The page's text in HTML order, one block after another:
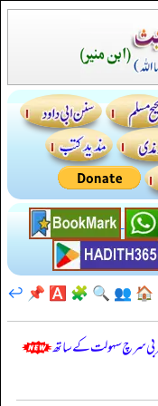
🏠
👥
🔍
🧩
🅰️
📌
↩️
عربی سرچ سہولت کے ساتھ